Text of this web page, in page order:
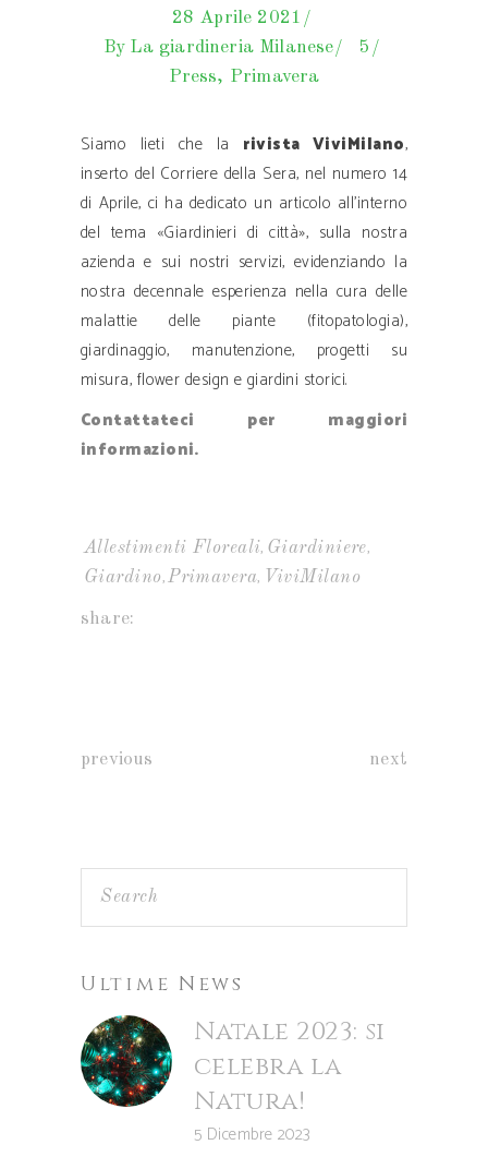
28 Aprile 2021
By La giardineria Milanese
5
Press, Primavera
Siamo lieti che la rivista ViviMilano,
inserto del Corriere della Sera, nel numero 14
di Aprile, ci ha dedicato un articolo all’interno
del tema «Giardinieri di città», sulla nostra
azienda e sui nostri servizi, evidenziando la
nostra decennale esperienza nella cura delle
malattie delle piante (fitopatologia),
giardinaggio, manutenzione, progetti su
misura, flower design e giardini storici.
Contattateci per maggiori
informazioni.
Allestimenti Floreali, Giardiniere,
Giardino,Primavera, ViviMilano
share:
previous next
Ultime News
Natale 2023: si
celebra la
Natura!
5 Dicembre 2023